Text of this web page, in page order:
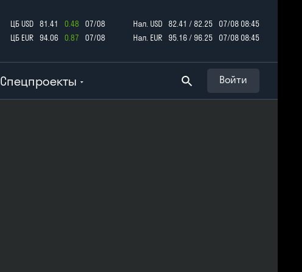
ЦБ USD 81.41 0.48
07/08
ЦБ EUR
94.06 0.87 07/08
Нал. USD 82.41 / 82.25
07/08 08:45
Нал. EUR
95.16 / 96.25 07/08 08:45
Спецпроекты Войти